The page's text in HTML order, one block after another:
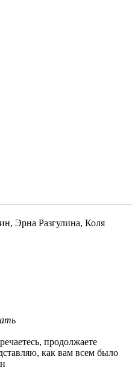
Эрна Разгулина, Коля
продолжаете
как вам всем было